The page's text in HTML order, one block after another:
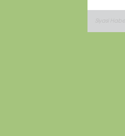
Siyasi Haber